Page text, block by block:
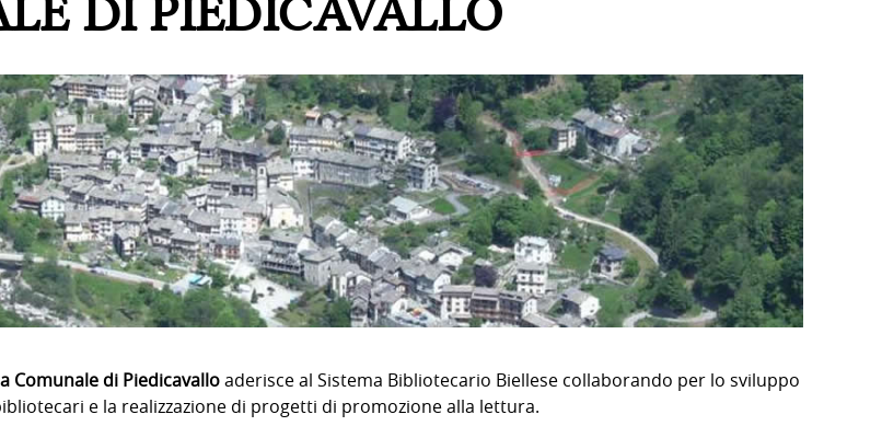
DI PIEDICAVALLO
Comunale di Piedicavalloaderisce al Sistema Bibliotecario Biellese collaborando per lo sviluppo
e la realizzazione di progetti di promozione alla lettura.